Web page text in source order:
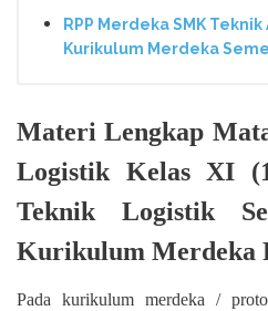
RPP Merdeka SMK
Kurikulum Merdeka
Materi Lengkap
Logistik Kelas XI
Teknik Logistik
Kurikulum Merdeka
Pada kurikulum merdeka /